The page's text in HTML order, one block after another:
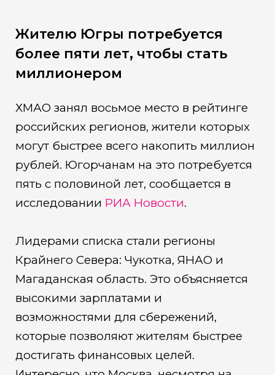
Жителю Югры потребуется
более пяти лет, чтобы стать
миллионером
ХМАО занял восьмое место в рейтинге
российских регионов, жители которых
могут быстрее всего накопить миллион
рублей. Югорчанам на это потребуется
пять с половиной лет, сообщается в
исследовании РИА Новости.
Лидерами списка стали регионы
Крайнего Севера: Чукотка, ЯНАО и
Магаданская область. Это объясняется
высокими зарплатами и
возможностями для сбережений,
которые позволяют жителям быстрее
достигать финансовых целей.